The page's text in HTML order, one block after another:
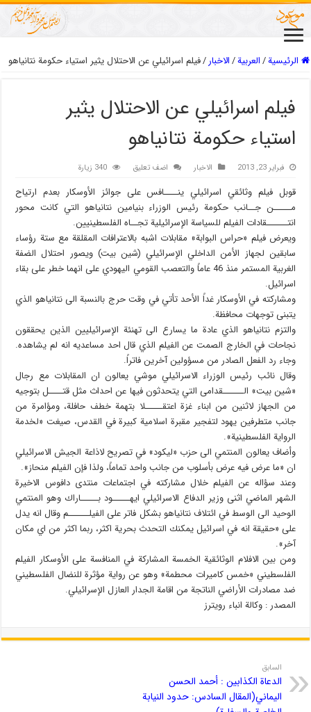
الرئيسية/العربیة/الاخبار/فيلم اسرائيلي عن الاحتلال يثير استياء حكومة نتانياهو
فيلم اسرائيلي عن الاحتلال يثير
استياء حكومة نتانياهو
فبراير 23, 2013 الاخبار اضف تعليق 340 زيارة
قوبل فيلم وثائقي اسرائيلي ينــــافس على جوائز الأوسكار بعدم ارتياح
مـــــن جــانب حكومة رئيس الوزراء بنيامين نتانياهو التي كانت محور
انتــــــقادات الفيلم للسياسة الإسرائيلية تجــاه الفلسطينيين.
ويعرض فيلم «حراس البوابة» مقابلات اشبه بالاعترافات المقلقة مع ستة رؤساء
سابقين لجهاز الأمن الداخلي الإسرائيلي (شين بيت) ويصور احتلال الضفة
الغربية المستمر منذ 46 عاماً والتعصب القومي اليهودي على انهما خطر على بقاء
اسرائيل.
ومشاركته في الأوسكار غداً الأحد تأتي في وقت حرج بالنسبة الى نتانياهو الذي
يتبنى توجهات محافظة.
والتزم نتانياهو الذي عادة ما يسارع الى تهنئة الإسرائيليين الذين يحققون
نجاحات في الخارج الصمت عن الفيلم الذي قال احد مساعديه انه لم يشاهده.
وجاء رد الفعل الصادر من مسؤولين آخرين فاتراً.
وقال نائب رئيس الوزراء الاسرائيلي موشي يعالون ان المقابلات مع رجال
«شين بيت» الــــــقدامى التي يتحدثون فيها عن احداث مثل قتــــل بتوجيه
من الجهاز لاثنين من ابناء غزة اعتقـــــلا بتهمة خطف حافلة، ومؤامرة من
جانب متطرفين يهود لتفجير مقبرة اسلامية كبيرة في القدس، صيغت «لخدمة
الرواية الفلسطينية».
وأضاف يعالون المنتمي الى حزب «ليكود» في تصريح لاذاعة الجيش الاسرائيلي
ان «ما عرض فيه عرض بأسلوب من جانب واحد تماماً، ولذا فإن الفيلم منحاز».
وعند سؤاله عن الفيلم خلال مشاركته في اجتماعات منتدى دافوس الاخيرة
الشهر الماضي اثنى وزير الدفاع الاسرائيلي ايهـــــود بـــــاراك وهو المنتمي
الوحيد الى الوسط في ائتلاف نتانياهو بشكل فاتر على الفيلــــــم وقال انه يدل
على «حقيقة انه في اسرائيل يمكنك التحدث بحرية اكثر، ربما اكثر من اي مكان
آخر».
ومن بين الافلام الوثائقية الخمسة المشاركة في المنافسة على الأوسكار الفيلم
الفلسطيني «خمس كاميرات محطمة» وهو عن رواية مؤثرة للنضال الفلسطيني
ضد مصادرات الأراضي الناتجة من اقامة الجدار العازل الإسرائيلي.
المصدر : وكالة انباء رويترز
السابق
الدعاة الکذابین : أحمد الحسن
الیماني(المقال السادس: حدود النيابة